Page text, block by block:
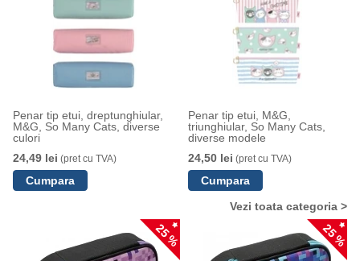
Penar tip etui, dreptunghiular,
M&G, So Many Cats, diverse
culori
24,49 lei (pret cu TVA)
Penar tip etui, M&G,
triunghiular, So Many Cats,
diverse modele
24,50 lei (pret cu TVA)
Vezi toata categoria >
25 % 25 %